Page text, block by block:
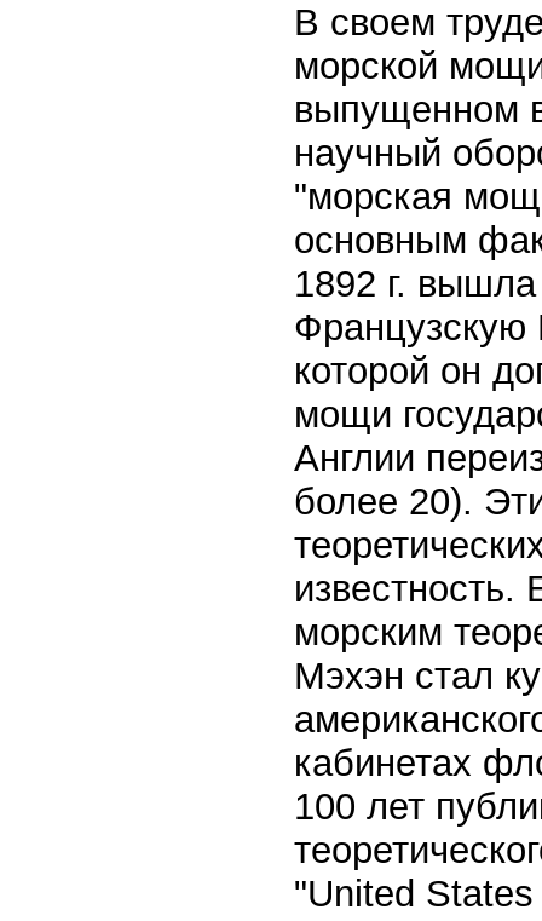
В своем
морской
выпущенном
научный
"морская
основным
1892 г.
которой он
мощи
Англии
более 20).
морским
Мэхэн стал
кабинетах
100 лет
"United